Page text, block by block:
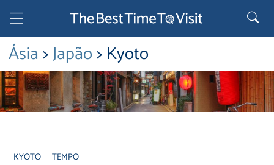
Ásia>Japão> Kyoto
KYOTO TEMPO